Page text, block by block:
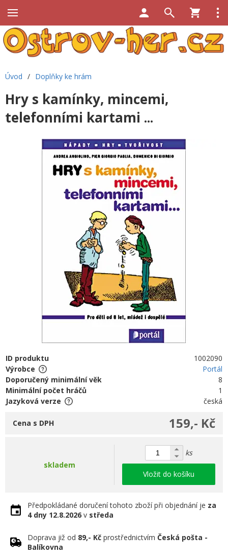
Úvod / Doplňky ke hrám
Hry s kamínky, mincemi,
telefonními kartami ...
ID produktu
1002090
Výrobce
Portál
Doporučený minimální věk
8
Minimální počet hráčů
1
Jazyková verze
česká
159,- Kč
Cena s DPH
skladem
ks
Vložit do košíku
Předpokládané doručení tohoto zboží při objednání je za
4 dny 12.8.2026 v středa
Doprava již od 89,- Kč prostřednictvím Česká pošta -
Balíkovna